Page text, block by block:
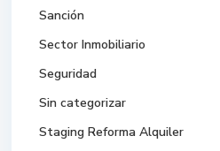
Sanción
Sector Inmobiliario
Seguridad
Sin categorizar
Staging Reforma Alquiler